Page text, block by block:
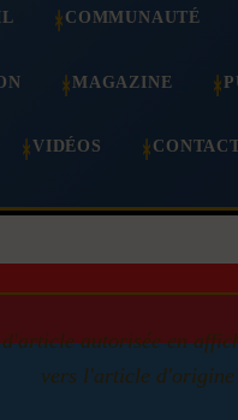
COMMUNAUTÉ
MAGAZINE
VIDÉOS
autorisée en
vers l'article d'origine